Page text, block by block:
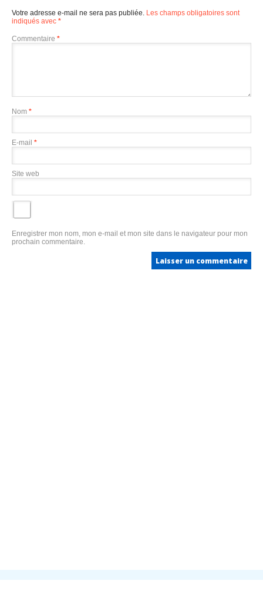
Votre adresse e-mail ne sera pas publiée. Les champs obligatoires sont
indiqués avec *
Commentaire *
Nom *
E-mail *
Site web
Enregistrer mon nom, mon e-mail et mon site dans le navigateur pour mon
prochain commentaire.